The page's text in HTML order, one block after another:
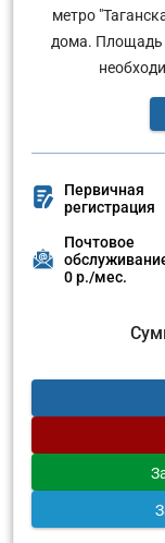
метро
дома. Площадь
Первичная
регистрация
Почтовое
0 р./мес.